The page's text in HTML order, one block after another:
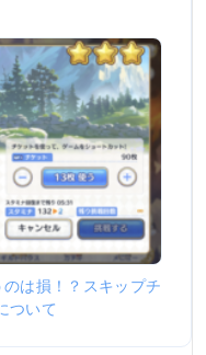
のは損！？スキップチ
ついて